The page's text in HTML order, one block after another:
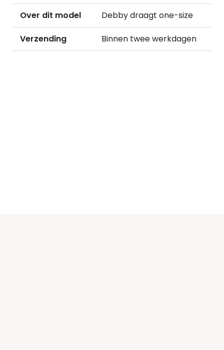
Over dit model Debby draagt one-size
Verzending Binnen twee werkdagen